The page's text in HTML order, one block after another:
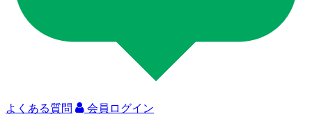
よくある質問 会員ログイン